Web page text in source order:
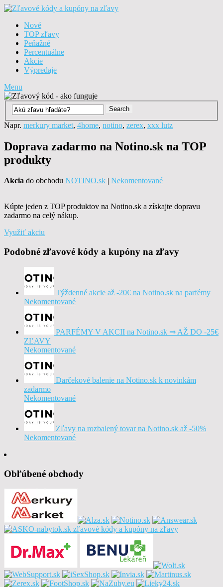
Nové
TOP zľavy
Peňažné
Percentuálne
Akcie
Výpredaje
Menu
Napr. merkury market, 4home, notino, zerex, xxx lutz
Doprava zadarmo na Notino.sk na TOP
produkty
Akcia do obchodu NOTINO.sk | Nekomentované
Kúpte jeden z TOP produktov na Notino.sk a získajte dopravu
zadarmo na celý nákup.
Využiť akciu
Podobné zľavové kódy a kupóny na zľavy
Týždenné akcie až -20€ na Notino.sk na parfémy
Nekomentované
PARFÉMY V AKCII na Notino.sk ⇒ AŽ DO -25€
ZĽAVY
Nekomentované
Darčekové balenie na Notino.sk k novinkám
zadarmo
Nekomentované
Zľavy na rozbalený tovar na Notino.sk až -50%
Nekomentované
Obľúbené obchody